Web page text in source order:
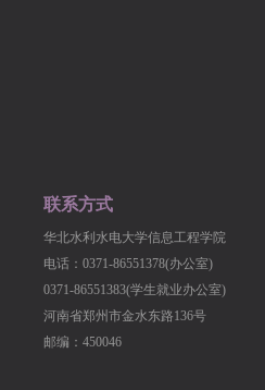
联系方式
华北水利水电大学信息工程学院
电话：0371-86551378(办公室)
0371-86551383(学生就业办公室)
河南省郑州市金水东路136号
邮编：450046